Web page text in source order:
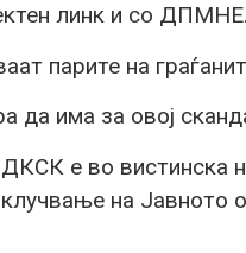
линк и со ДПМНЕ.
парите на
да има за овој
е во вистинска
на Јавното